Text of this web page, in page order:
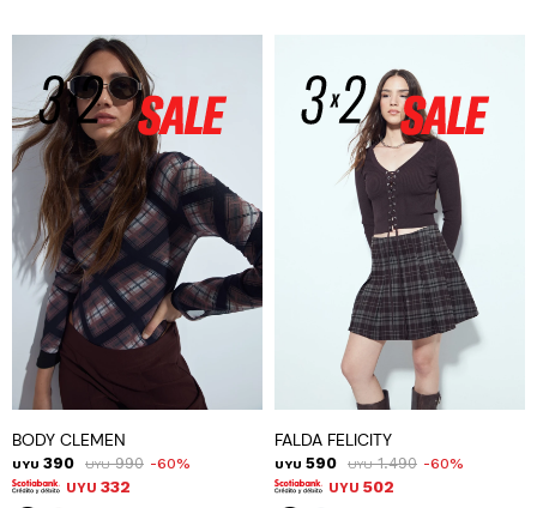
BODY CLEMEN
UYU 390 UYU 990 60
UYU 332
FALDA FELICITY
UYU 590 UYU 1.490 60
UYU 502